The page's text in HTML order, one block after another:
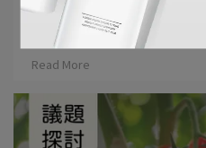
炭疽病（Anthracnose）是台
容易在高⋯
Read More